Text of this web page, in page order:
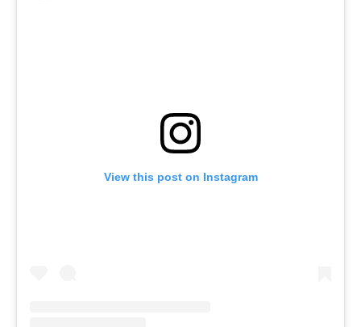
View this post on Instagram